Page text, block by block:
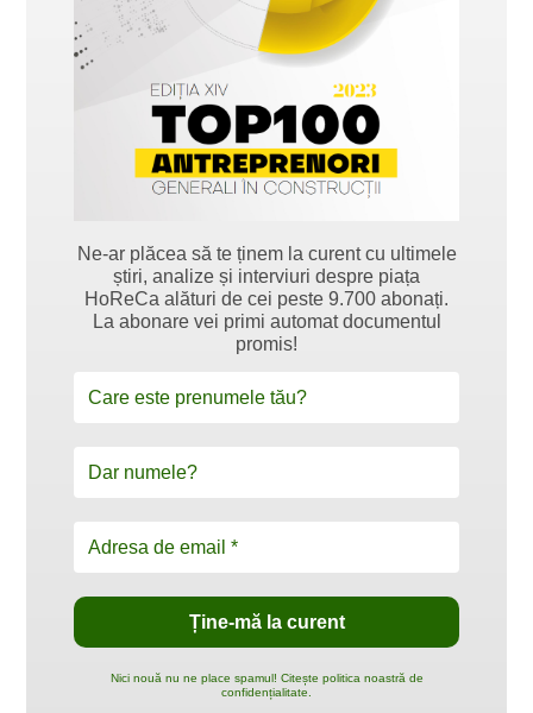
Ne-ar plăcea să te ținem la curent cu ultimele
știri, analize și interviuri despre piața
HoReCa alături de cei peste 9.700 abonați.
La abonare vei primi automat documentul
promis!
Nici nouă nu ne place spamul! Citește politica noastră de
confidențialitate.